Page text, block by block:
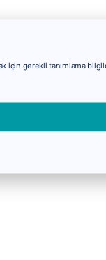
için gerekli tanımlama